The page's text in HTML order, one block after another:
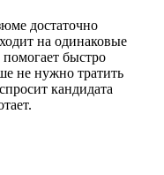
достаточно
на одинаковые
быстро
не нужно тратить
кандидата